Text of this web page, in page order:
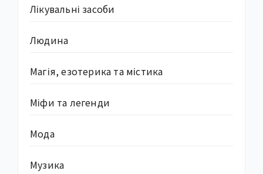
Лікувальні засоби
Людина
Магія, езотерика та містика
Міфи та легенди
Мода
Музика